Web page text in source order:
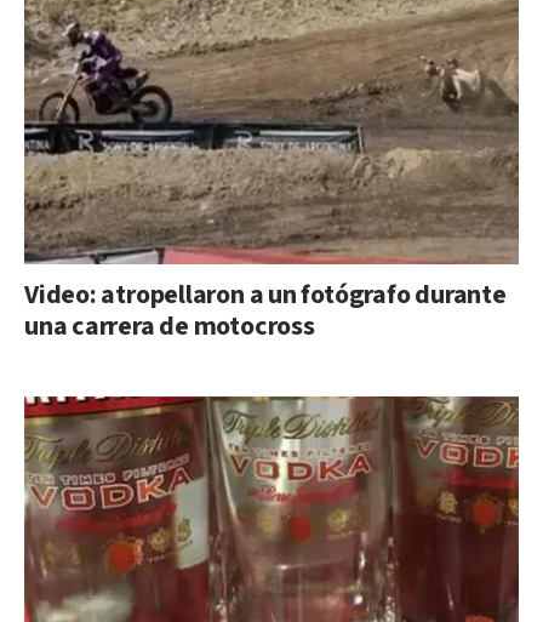
Video: atropellaron a un fotógrafo durante
una carrera de motocross